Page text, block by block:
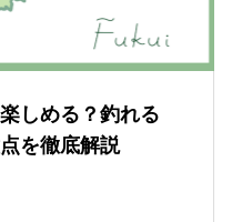
しめる？釣れる
を徹底解説